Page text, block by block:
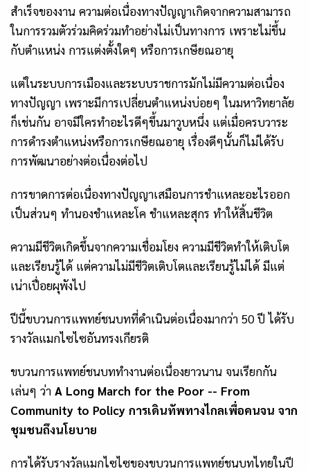
สำเร็จของงาน ความต่อเนื่องทางปัญญาเกิดจากความสามารถ
ในการรวมตัวร่วมคิดร่วมทำอย่างไม่เป็นทางการ เพราะไม่ขึ้น
กับตำแหน่ง การแต่งตั้งใดๆ หรือการเกษียณอายุ
แต่ในระบบการเมืองและระบบราชการมักไม่มีความต่อเนื่อง
ทางปัญญา เพราะมีการเปลี่ยนตำแหน่งบ่อยๆ ในมหาวิทยาลัย
ก็เช่นกัน อาจมีใครทำอะไรดีๆขึ้นมาวูบหนึ่ง แต่เมื่อครบวาระ
การดำรงตำแหน่งหรือการเกษียณอายุ เรื่องดีๆนั้นก็ไม่ได้รับ
การพัฒนาอย่างต่อเนื่องต่อไป
การขาดการต่อเนื่องทางปัญญาเสมือนการชำแหละอะไรออก
เป็นส่วนๆ ทำนองชำแหละโค ชำแหละสุกร ทำให้สิ้นชีวิต
ความมีชีวิตเกิดขึ้นจากความเชื่อมโยง ความมีชีวิตทำให้เติบโต
และเรียนรู้ได้ แต่ความไม่มีชีวิตเติบโตและเรียนรู้ไม่ได้ มีแต่
เน่าเปื่อยผุพังไป
ปีนี้ขบวนการแพทย์ชนบทที่ดำเนินต่อเนื่องมากว่า 50 ปี ได้รับ
รางวัลแมกไซไซอันทรงเกียรติ
ขบวนการแพทย์ชนบททำงานต่อเนื่องยาวนาน จนเรียกกัน
เล่นๆ ว่า A Long March for the Poor -- From
Community to Policy การเดินทัพทางไกลเพื่อคนจน จาก
ชุมชนถึงนโยบาย
การได้รับรางวัลแมกไซไซของขบวนการแพทย์ชนบทไทยในปี